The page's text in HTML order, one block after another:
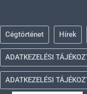
Cégtörténet Hírek
ADATKEZELÉSI
ADATKEZELÉSI